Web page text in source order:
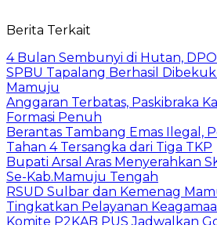
Berita Terkait
4 Bulan Sembunyi di Hutan,
SPBU Tapalang Berhasil
Mamuju
Anggaran Terbatas, Paskibraka
Formasi Penuh
Berantas Tambang Emas Ilegal,
Tahan 4 Tersangka dari Tiga TKP
Bupati Arsal Aras Menyerahkan
Se-Kab.Mamuju Tengah
RSUD Sulbar dan Kemenag
Tingkatkan Pelayanan
Komite P2KAB PUS Jadwalkan